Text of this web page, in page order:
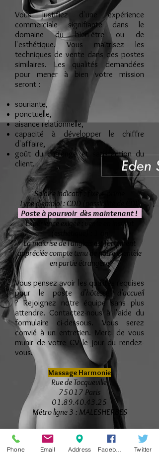
Vous justifiez d'une expérience
commerciale signifiante dans le
domaine du bien-être ou de
l'esthétique. Vous maîtrisez les
techniques de vente dans des postes
similaires. Les qualités demandées
pour mener à bien votre mission
seront :
souriante,
ponctuelle,
aisance relationnelle,
capacité à développer le chiffre
d'affaire,
goût du chalenge et satisfaction du
client.
Salaire indicatif : fixe + prime
Type d'emploi : CDD (possibilité de CDI)
Poste à pourvoir dès maintenant !
Expérience exigée : vente en institut
La maîtrise de l'anglais est fortement
appréciée compte tenu de notre clientèle
en partie étrangère
Vous pensez avoir les qualités requises
pour le poste d'hôtesse d'accueil
?Rejoignez notre équipe sans plus
attendre. Contactez-nous à l'aide du
formulaire ci-dessous. Vous serez
convié à un entretien. Merci de vous
munir de votre CV le jour du rendez-
vous.
Massage Harmonie
Rue de Tocqueville
75017 Paris
01.89.40.43.25
Métro ligne 3 : MALESHERBES
POSTULER
Phone Email Address Twitter